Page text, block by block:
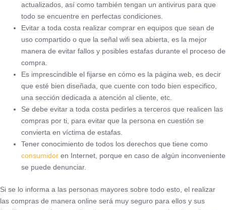
actualizados, así como también tengan un antivirus para que
todo se encuentre en perfectas condiciones.
Evitar a toda costa realizar comprar en equipos que sean de
uso compartido o que la señal wifi sea abierta, es la mejor
manera de evitar fallos y posibles estafas durante el proceso de
compra.
Es imprescindible el fijarse en cómo es la página web, es decir
que esté bien diseñada, que cuente con todo bien especifico,
una sección dedicada a atención al cliente, etc.
Se debe evitar a toda costa pedirles a terceros que realicen las
compras por ti, para evitar que la persona en cuestión se
convierta en víctima de estafas.
Tener conocimiento de todos los derechos que tiene como
consumidor en Internet, porque en caso de algún inconveniente
se puede denunciar.
Si se lo informa a las personas mayores sobre todo esto, el realizar
las compras de manera online será muy seguro para ellos y sus